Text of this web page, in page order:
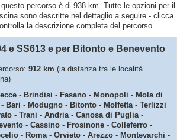
percorso è di 938 km. Tutte le opzioni per il
sono descritte nel dettaglio a seguire - clicca
la descrizione completa del percorso.
e SS613 e per Bitonto e Benevento
912 km (la distanza tra le località
- Brindisi - Fasano - Monopoli - Mola di
- Bari - Modugno - Bitonto - Molfetta- Terlizzi
- Trani - Andria- Canosa di Puglia-
- Cassino - Frosinone - Colleferro -
- Roma- Orvieto - Arezzo - Montevarchi -